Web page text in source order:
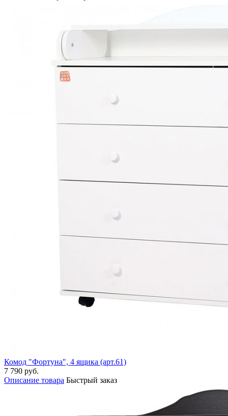
Комод "Фортуна", 4 ящика (арт.61)
7 790 руб.
Описание товара Быстрый заказ